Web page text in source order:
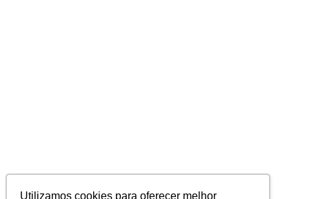
Utilizamos cookies para oferecer melhor